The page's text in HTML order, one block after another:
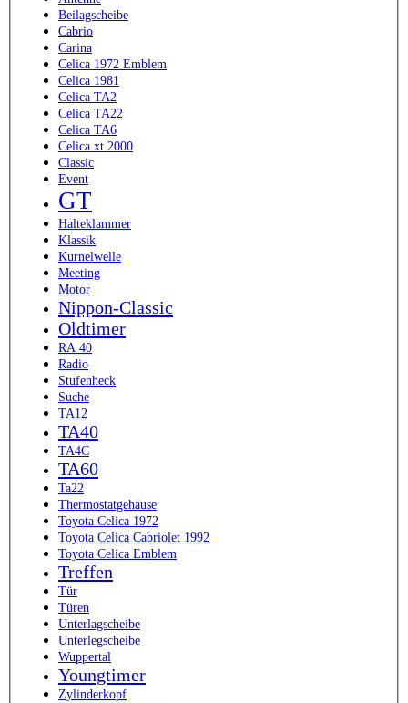
Beilagscheibe
Cabrio
Carina
Celica 1972 Emblem
Celica 1981
Celica TA2
Celica TA22
Celica TA6
Celica xt 2000
Classic
Event
GT
Halteklammer
Klassik
Kurnelwelle
Meeting
Motor
Nippon-Classic
Oldtimer
RA 40
Radio
Stufenheck
Suche
TA12
TA40
TA4C
TA60
Ta22
Thermostatgehäuse
Toyota Celica 1972
Toyota Celica Cabriolet 1992
Toyota Celica Emblem
Treffen
Tür
Türen
Unterlagscheibe
Unterlegscheibe
Wuppertal
Youngtimer
Zylinderkopf